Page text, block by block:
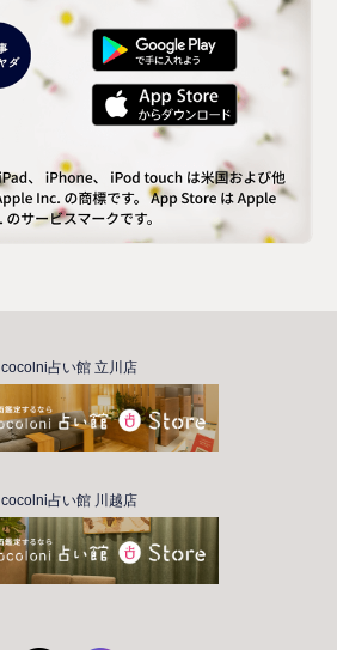
cocolni占い館 立川店
cocolni占い館 川越店